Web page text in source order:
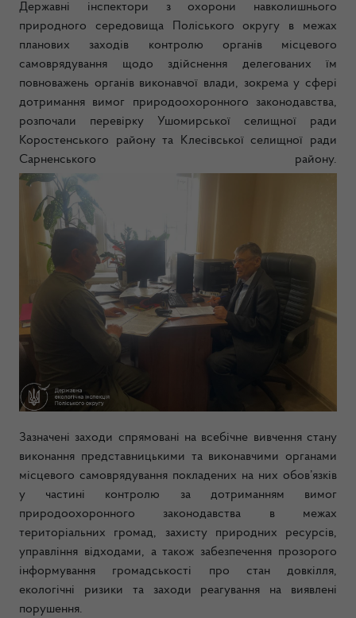
Державні інспектори з охорони навколишнього
природного середовища Поліського округу в межах
планових заходів контролю органів місцевого
самоврядування щодо здійснення делегованих їм
повноважень органів виконавчої влади, зокрема у сфері
дотримання вимог природоохоронного законодавства,
розпочали перевірку Ушомирської селищної ради
Коростенського району та Клесівської селищної ради
Сарненського району.
Зазначені заходи спрямовані на всебічне вивчення стану
виконання представницькими та виконавчими органами
місцевого самоврядування покладених на них обов’язків
у частині контролю за дотриманням вимог
природоохоронного законодавства в межах
територіальних громад, захисту природних ресурсів,
управління відходами, а також забезпечення прозорого
інформування громадськості про стан довкілля,
екологічні ризики та заходи реагування на виявлені
порушення.